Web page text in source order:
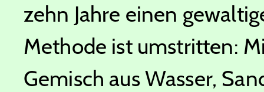
zehn Jahre einen
Methode ist umstritten:
Gemisch aus Wasser,